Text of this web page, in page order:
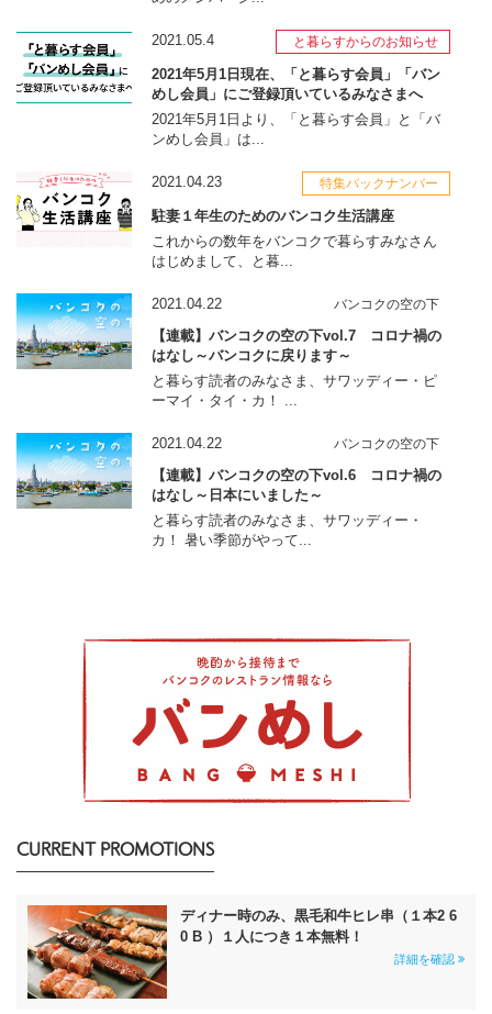
2021.05.4 と暮らすからのお知らせ
2021年5月1日現在、「と暮らす会員」「バン
めし会員」にご登録頂いているみなさまへ
2021年5月1日より、「と暮らす会員」と「バ
ンめし会員」は...
2021.04.23 特集バックナンバー
駐妻１年生のためのバンコク生活講座
これからの数年をバンコクで暮らすみなさん
はじめまして、と暮...
2021.04.22 バンコクの空の下
【連載】バンコクの空の下vol.7 コロナ禍の
はなし～バンコクに戻ります～
と暮らす読者のみなさま、サワッディー・ピ
ーマイ・タイ・カ！ ...
2021.04.22 バンコクの空の下
【連載】バンコクの空の下vol.6 コロナ禍の
はなし～日本にいました～
と暮らす読者のみなさま、サワッディー・
カ！ 暑い季節がやって...
CURRENT PROMOTIONS
ディナー時のみ、黒毛和牛ヒレ串（１本2 6
0 B ）１人につき１本無料！
詳細を確認